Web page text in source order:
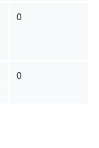
0
0